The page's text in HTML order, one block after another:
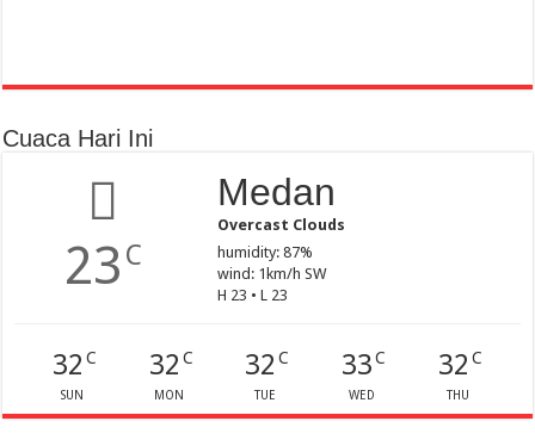
Cuaca Hari Ini
23 C
Medan
Overcast Clouds
humidity: 87%
wind: 1km/h SW
H 23 • L 23
32 C
SUN
32 C
MON
32 C
TUE
33C
WED
32 C
THU